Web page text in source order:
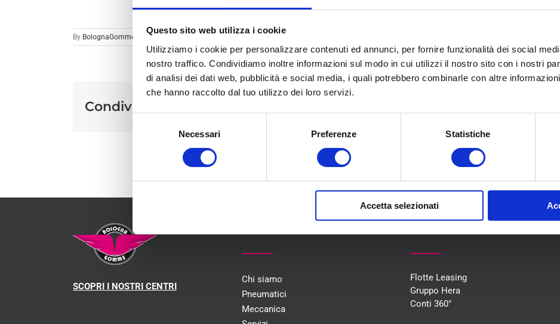
Questo sito web utilizza i cookie
Utilizziamo i cookie per personalizzare contenuti ed annunci, per fornire funzionalità dei social
nostro traffico. Condividiamo inoltre informazioni sul modo in cui utilizzi il nostro sito con i nostri
di analisi dei dati web, pubblicità e social media, i quali potrebbero combinarle con altre
che hanno raccolto dal tuo utilizzo dei loro servizi.
Necessari Preferenze Statistiche
Accetta selezionati
By BolognaGomme
Condividi sui social
SCOPRI I NOSTRI CENTRI
Chi siamo
Pneumatici
Meccanica
Flotte Leasing
Gruppo Hera
Conti 360°